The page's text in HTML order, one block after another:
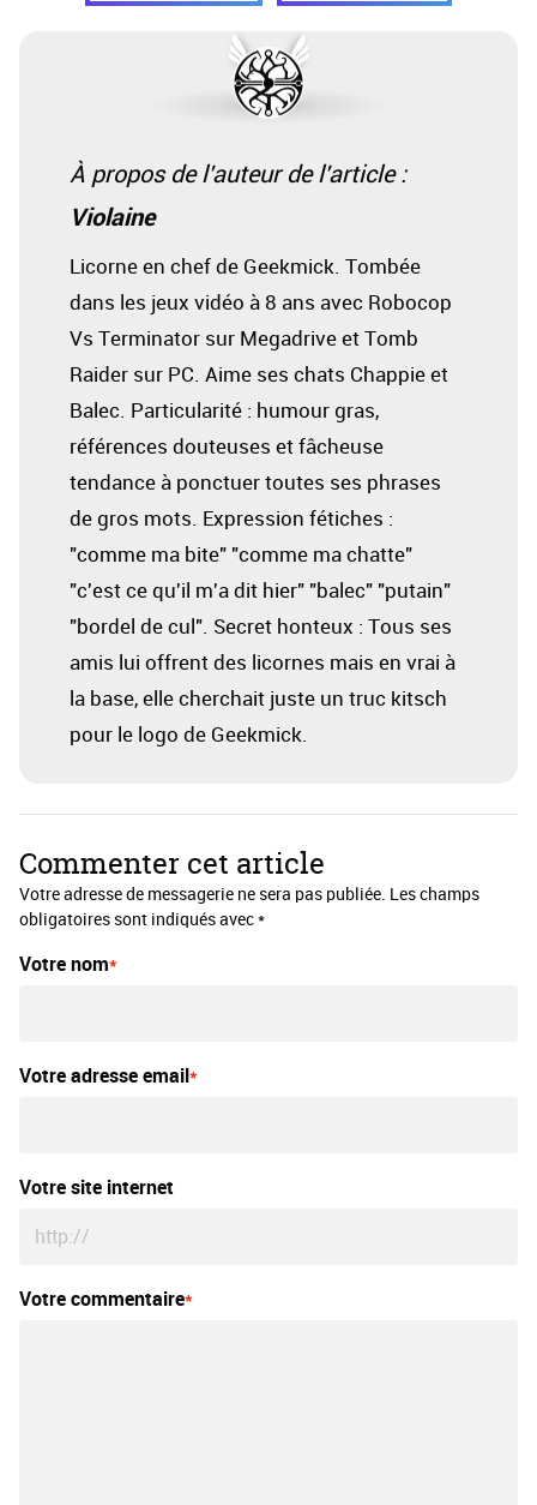
À propos de l'auteur de l'article :
Violaine
Licorne en chef de Geekmick. Tombée
dans les jeux vidéo à 8 ans avec Robocop
Vs Terminator sur Megadrive et Tomb
Raider sur PC. Aime ses chats Chappie et
Balec. Particularité : humour gras,
références douteuses et fâcheuse
tendance à ponctuer toutes ses phrases
de gros mots. Expression fétiches :
"comme ma bite" "comme ma chatte"
"c'est ce qu'il m'a dit hier" "balec" "putain"
"bordel de cul". Secret honteux : Tous ses
amis lui offrent des licornes mais en vrai à
la base, elle cherchait juste un truc kitsch
pour le logo de Geekmick.
Commenter cet article
Votre adresse de messagerie ne sera pas publiée. Les champs
obligatoires sont indiqués avec *
Votre nom
Votre adresse email
Votre site internet
Votre commentaire